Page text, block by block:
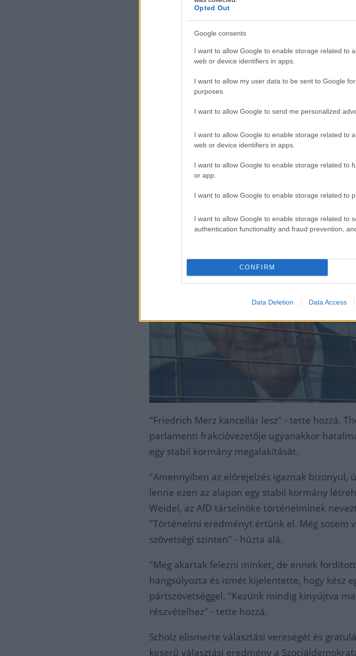
Opted Out
Google consents
I want to allow Google to enable storage related to
web or device identifiers in apps.
I want to allow my user data to be sent to Google
purposes.
I want to allow Google to send me personalized
I want to allow Google to enable storage related to
web or device identifiers in apps.
I want to allow Google to enable storage related to
or app.
I want to allow Google to enable storage related to
I want to allow Google to enable storage related to
authentication functionality and fraud prevention,
CONFIRM
Data Deletion Data Access
választást, s a lehető
majd kormányt alakítani.
a felelősséggel" - mondta.
Rávilágított egyben arra is, hogy Németország
magának a hosszadalmas kormányalakítást.
egyértelmű felhatalmazást kaptak a
felhatalmazás van a politika
jelentette ki Huber a ZDF műsorában.
"Friedrich Merz kancellár lesz" - tette hozzá.
parlamenti frakcióvezetője ugyanakkor
egy stabil kormány megalakítását.
"Amennyiben az előrejelzés igaznak bizonyul,
lenne ezen az alapon egy stabil kormány
Weidel, az AfD társelnöke történelminek
"Történelmi eredményt értünk el. Még sosem
szövetségi szinten" - húzta alá.
"Meg akartak felezni minket, de ennek
hangsúlyozta és ismét kijelentette, hogy kész
pártszövetséggel. "Kezünk mindig kinyújtva
részvételhez" - tette hozzá.
Scholz elismerte választási vereségét és
keserű választási eredmény a